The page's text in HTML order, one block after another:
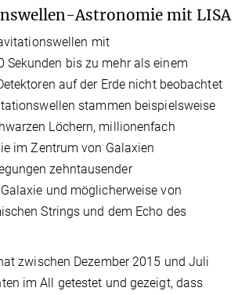
Astronomie mit LISA
mit
Sekunden bis zu mehr als einem
auf der Erde nicht beobachtet
stammen beispielsweise
Löchern, millionenfach
im Zentrum von Galaxien
zehntausender
und möglicherweise von
Strings und dem Echo des
zwischen Dezember 2015 und Juli
im All getestet und gezeigt, dass